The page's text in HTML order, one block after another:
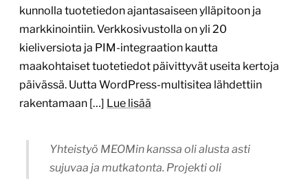
kunnolla tuotetiedon ajantasaiseen ylläpitoon ja
markkinointiin. Verkkosivustolla on yli 20
kieliversiota ja PIM-integraation kautta
maakohtaiset tuotetiedot päivittyvät useita kertoja
päivässä. Uutta WordPress-multisitea lähdettiin
rakentamaan […] Lue lisää
Yhteistyö MEOMin kanssa oli alusta asti
sujuvaa ja mutkatonta. Projekti oli